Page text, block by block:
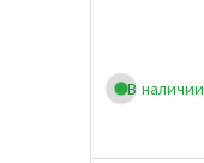
В наличии